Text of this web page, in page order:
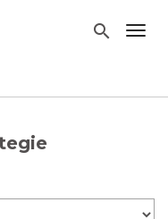
search